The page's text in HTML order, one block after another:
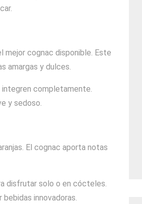
mejor cognac disponible. Este
amargas y dulces.
integren completamente.
y sedoso.
El cognac aporta notas
disfrutar solo o en cócteles.
innovadoras.